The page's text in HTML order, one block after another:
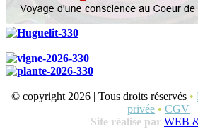
© copyright 2026 | Tous droits réservés •
privée • CGV
Site réalisé par WEB